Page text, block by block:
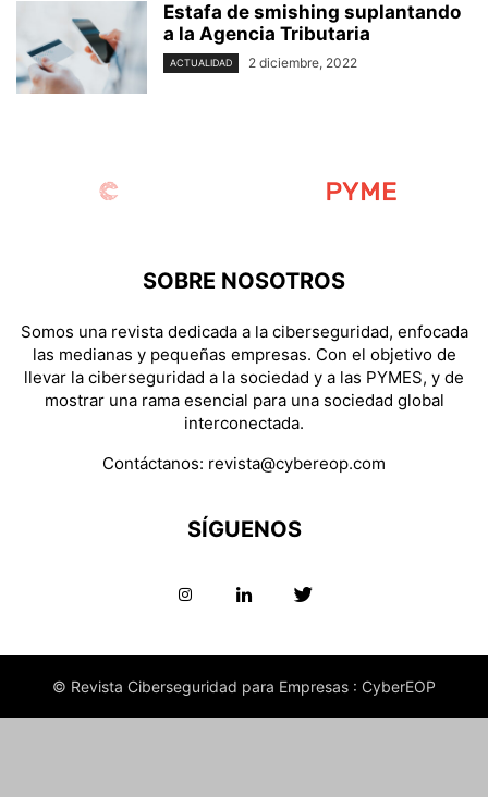
Estafa de smishing suplantando
a la Agencia Tributaria
ACTUALIDAD 2 diciembre, 2022
SOBRE NOSOTROS
Somos una revista dedicada a la ciberseguridad, enfocada
las medianas y pequeñas empresas. Con el objetivo de
llevar la ciberseguridad a la sociedad y a las PYMES, y de
mostrar una rama esencial para una sociedad global
interconectada.
Contáctanos: revista@cybereop.com
SÍGUENOS
© Revista Ciberseguridad para Empresas : CyberEOP